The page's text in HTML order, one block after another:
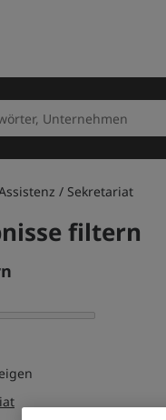
/ Sekretariat
filtern